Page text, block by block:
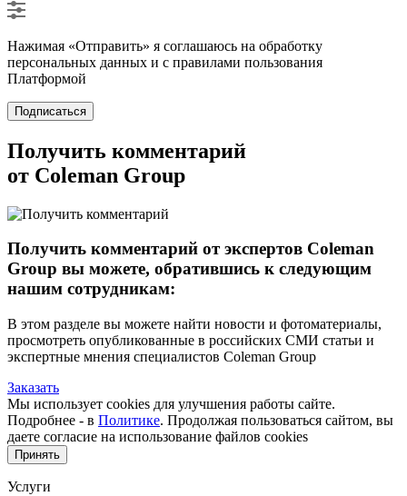
Нажимая «Отправить» я соглашаюсь на обработку
персональных данных и с правилами пользования
Платформой
Подписаться
Получить комментарий
от Coleman Group
Получить комментарий от экспертов Coleman
Group вы можете, обратившись к следующим
нашим сотрудникам:
В этом разделе вы можете найти новости и фотоматериалы,
просмотреть опубликованные в российских СМИ статьи и
экспертные мнения специалистов Coleman Group
Заказать
Мы использует cookies для улучшения работы сайте.
Подробнее - в Политике. Продолжая пользоваться сайтом, вы
даете согласие на использование файлов cookies
Принять
Услуги